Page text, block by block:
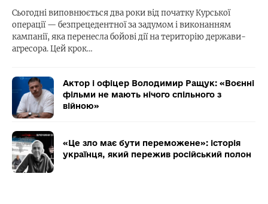
Сьогодні виповнюється два роки від початку Курської
операції — безпрецедентної за задумом і виконанням
кампанії, яка перенесла бойові дії на територію держави-
агресора. Цей крок…
Актор і офіцер Володимир Ращук: «Воєнні
фільми не мають нічого спільного з
війною»
«Це зло має бути переможене»: історія
українця, який пережив російський полон